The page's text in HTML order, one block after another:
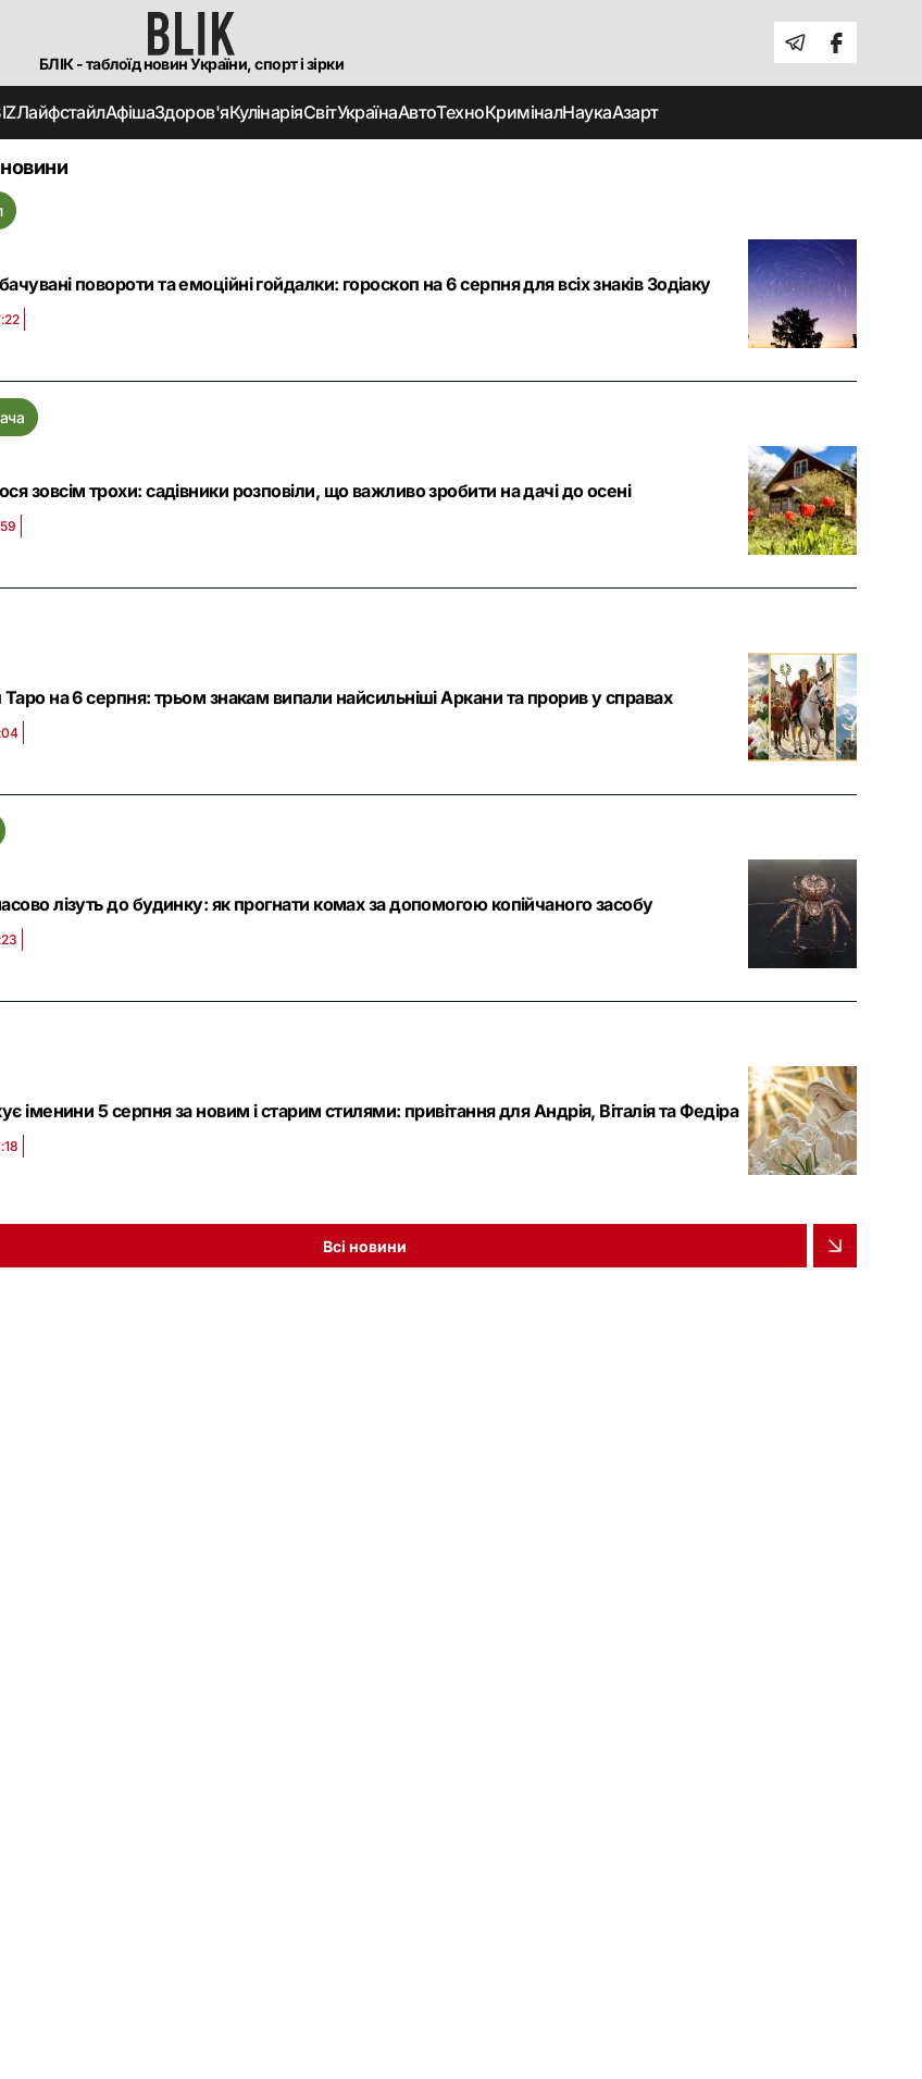
БЛІК - таблоїд новин України, спорт і зірки
ЛайфстайлАфішаЗдоров'яКулінаріяСвітУкраїнаАвтоТехноКриміналНаукаАзарт
повороти та емоційні гойдалки: гороскоп на 6 серпня для всіх знаків Зодіаку
зовсім трохи: садівники розповіли, що важливо зробити на дачі до осені
Таро на 6 серпня: трьом знакам випали найсильніші Аркани та прорив у справах
лізуть до будинку: як прогнати комах за допомогою копійчаного засобу
іменини 5 серпня за новим і старим стилями: привітання для Андрія, Віталія та Федіра
Всі новини